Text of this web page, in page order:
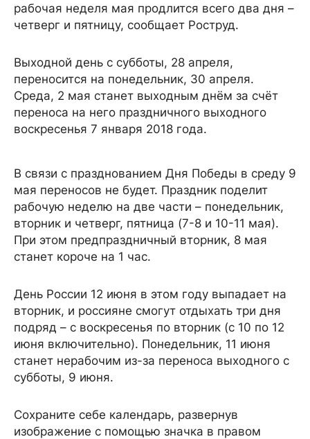
рабочая неделя мая продлится всего два дня –
четверг и пятницу, сообщает Роструд.
Выходной день с субботы, 28 апреля,
переносится на понедельник, 30 апреля.
Среда, 2 мая станет выходным днём за счёт
переноса на него праздничного выходного
воскресенья 7 января 2018 года.
В связи с празднованием Дня Победы в среду 9
мая переносов не будет. Праздник поделит
рабочую неделю на две части – понедельник,
вторник и четверг, пятница (7-8 и 10-11 мая).
При этом предпраздничный вторник, 8 мая
станет короче на 1 час.
День России 12 июня в этом году выпадает на
вторник, и россияне смогут отдыхать три дня
подряд – с воскресенья по вторник (с 10 по 12
июня включительно). Понедельник, 11 июня
станет нерабочим из-за переноса выходного с
субботы, 9 июня.
Сохраните себе календарь, развернув
изображение с помощью значка в правом